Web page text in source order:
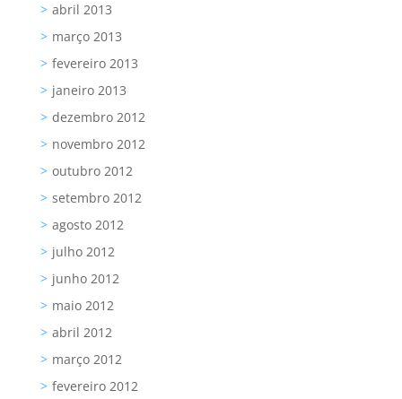
abril 2013
março 2013
fevereiro 2013
janeiro 2013
dezembro 2012
novembro 2012
outubro 2012
setembro 2012
agosto 2012
julho 2012
junho 2012
maio 2012
abril 2012
março 2012
fevereiro 2012